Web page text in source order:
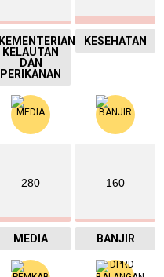
KEMENTERIAN
KELAUTAN
DAN
PERIKANAN
KESEHATAN
280
MEDIA
160
BANJIR